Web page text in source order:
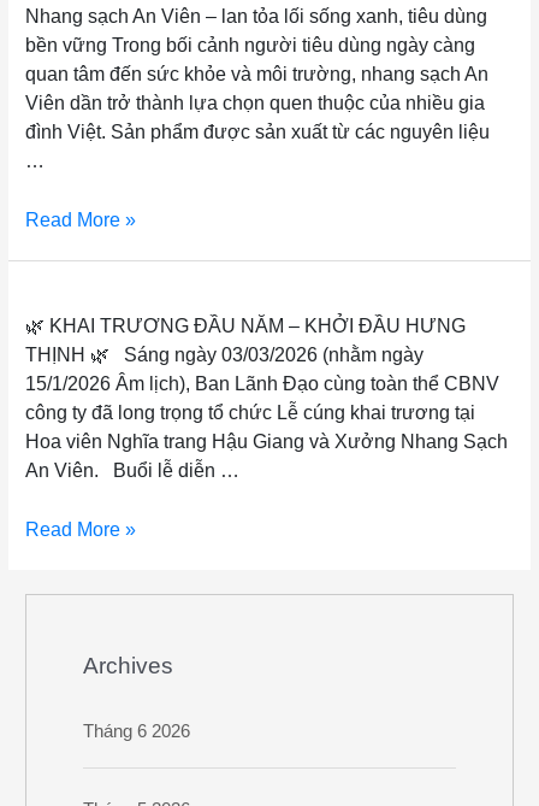
Nhang sạch An Viên – lan tỏa lối sống xanh, tiêu dùng
bền vững Trong bối cảnh người tiêu dùng ngày càng
quan tâm đến sức khỏe và môi trường, nhang sạch An
Viên dần trở thành lựa chọn quen thuộc của nhiều gia
đình Việt. Sản phẩm được sản xuất từ các nguyên liệu
…
Read More »
🌿 KHAI TRƯƠNG ĐẦU NĂM – KHỞI ĐẦU HƯNG
THỊNH 🌿 Sáng ngày 03/03/2026 (nhằm ngày
15/1/2026 Âm lịch), Ban Lãnh Đạo cùng toàn thể CBNV
công ty đã long trọng tổ chức Lễ cúng khai trương tại
Hoa viên Nghĩa trang Hậu Giang và Xưởng Nhang Sạch
An Viên. Buổi lễ diễn …
Read More »
Archives
Tháng 6 2026